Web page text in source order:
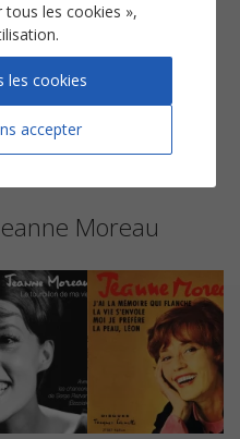
Rezvani
Legée
majeur
Moreau
tous les cookies »,
accepter
les cookies